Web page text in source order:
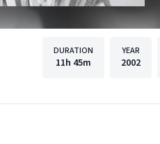
DURATION
11h 45m
YEAR
2002